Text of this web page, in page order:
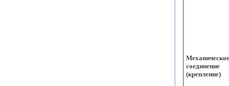
Механическое
соединение
(крепление)